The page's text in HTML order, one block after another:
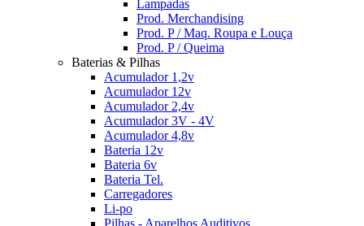
Lampadas
Prod. Merchandising
Prod. P / Maq. Roupa e Louça
Prod. P / Queima
Baterias & Pilhas
Acumulador 1,2v
Acumulador 12v
Acumulador 2,4v
Acumulador 3V - 4V
Acumulador 4,8v
Bateria 12v
Bateria 6v
Bateria Tel.
Carregadores
Li-po
Pilhas - Aparelhos Auditivos